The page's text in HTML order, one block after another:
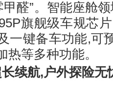
醛”。智能座舱
旗舰级车规芯
一键备车功能,可
热等多种功能。
航,户外探险无